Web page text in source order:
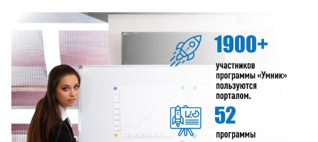
Смотреть проект